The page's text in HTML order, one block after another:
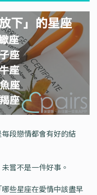
段戀情都會有好的結
嘗不是一件好事。
些星座在愛情中該盡早